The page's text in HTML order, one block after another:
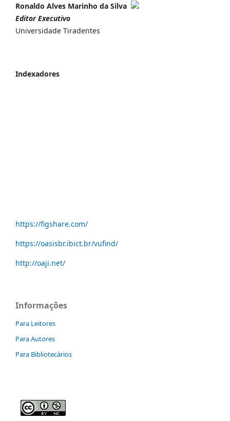
Ronaldo Alves Marinho da Silva
Editor Executivo
Universidade Tiradentes
Indexadores
https://figshare.com/
https://oasisbr.ibict.br/vufind/
http://oaji.net/
Informações
Para Leitores
Para Autores
Para Bibliotecários